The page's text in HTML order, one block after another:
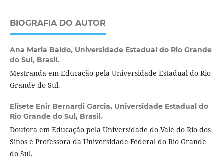
BIOGRAFIA DO AUTOR
Ana Maria Baldo, Universidade Estadual do Rio Grande
do Sul, Brasil.
Mestranda em Educação pela Universidade Estadual do Rio
Grande do Sul.
Elisete Enir Bernardi Garcia, Universidade Estadual do
Rio Grande do Sul, Brasil.
Doutora em Educação pela Universidade do Vale do Rio dos
Sinos e Professora da Universidade Federal do Rio Grande
do Sul.